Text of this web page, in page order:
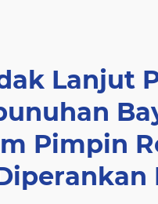
Lanjut
Pimpin